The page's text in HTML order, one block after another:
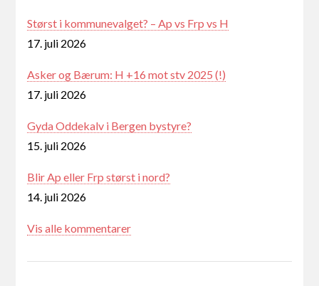
Størst i kommunevalget? – Ap vs Frp vs H
17. juli 2026
Asker og Bærum: H +16 mot stv 2025 (!)
17. juli 2026
Gyda Oddekalv i Bergen bystyre?
15. juli 2026
Blir Ap eller Frp størst i nord?
14. juli 2026
Vis alle kommentarer